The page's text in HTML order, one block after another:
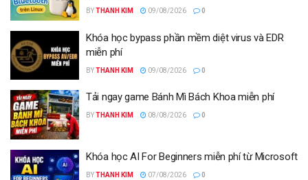
BYTHANH KIM 09/08/2026 0
Khóa học bypass phần mềm diệt virus và EDR
miễn phí
BYTHANH KIM 09/08/2026 0
Tải ngay game Bánh Mì Bách Khoa miễn phí
BYTHANH KIM 08/08/2026 0
Khóa học AI For Beginners miễn phí từ Microsoft
BYTHANH KIM 07/08/2026 0